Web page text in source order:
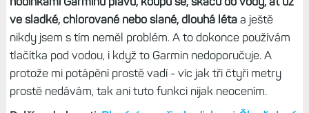
Jak už jsem podobně zmínil v recenzi, kromě trochu
odlišných provedení a variant, je naprosto zásadním
rozdílem
certifikace pro potápění a reproduktor s
mikrofonem.
Díky tomu se můžete s hodinkami opravdu
potápět a nemusíte se bát, že vám někde pronikne voda u
tlačítek skrz těsnění - protože v těle prostě není žádný